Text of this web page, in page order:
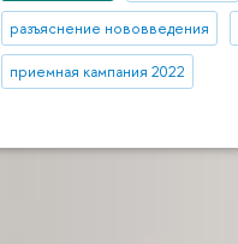
разъяснение нововведения
приемная кампания 2022